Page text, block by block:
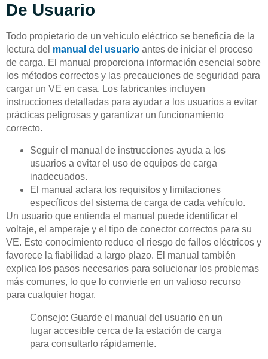
De Usuario
Todo propietario de un vehículo eléctrico se beneficia de la
lectura del manual del usuario antes de iniciar el proceso
de carga. El manual proporciona información esencial sobre
los métodos correctos y las precauciones de seguridad para
cargar un VE en casa. Los fabricantes incluyen
instrucciones detalladas para ayudar a los usuarios a evitar
prácticas peligrosas y garantizar un funcionamiento
correcto.
Seguir el manual de instrucciones ayuda a los
usuarios a evitar el uso de equipos de carga
inadecuados.
El manual aclara los requisitos y limitaciones
específicos del sistema de carga de cada vehículo.
Un usuario que entienda el manual puede identificar el
voltaje, el amperaje y el tipo de conector correctos para su
VE. Este conocimiento reduce el riesgo de fallos eléctricos y
favorece la fiabilidad a largo plazo. El manual también
explica los pasos necesarios para solucionar los problemas
más comunes, lo que lo convierte en un valioso recurso
para cualquier hogar.
Consejo: Guarde el manual del usuario en un
lugar accesible cerca de la estación de carga
para consultarlo rápidamente.